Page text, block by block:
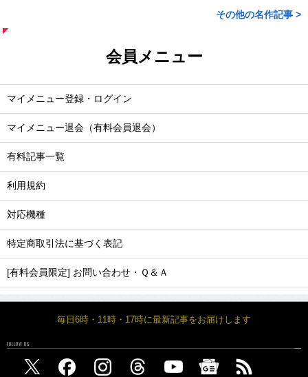
その他の名作記事 >
会員メニュー
マイメニュー登録・ログイン
マイメニュー退会（有料会員退会）
有料記事一覧
利用規約
対応機種
特定商取引法に基づく表記
[有料会員限定] お問い合わせ・Ｑ＆Ａ
毎日6時・11時・17時に最新記事をお届けします
FOLLOW US